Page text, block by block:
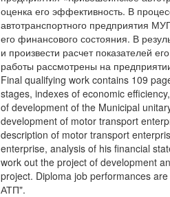
оценка его эффективность. В
автотранспортного предприятия
его финансового состояния. В
и произвести расчет показателей
работы рассмотрены на
Final qualifying work contains 109
stages, indexes of economic
of development of the Municipal
development of motor transport
description of motor transport
enterprise, analysis of his financial
work out the project of development
project. Diploma job performances
АТП".